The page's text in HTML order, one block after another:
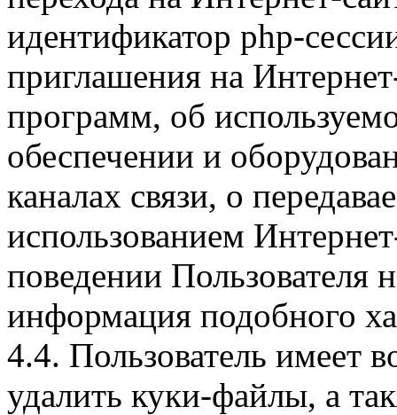
идентификатор php-
приглашения на
программ, об
обеспечении и
каналах связи, о
использованием
поведении Пользователя
информация подобного
4.4. Пользователь имеет
удалить куки-файлы, а